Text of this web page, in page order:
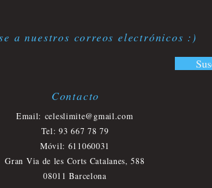
a nuestros correos electrónicos :)
Contacto
Email: celeslimite@gmail.com
Tel: 93 667 78 79
Móvil: 611060031
Gran Via de les Corts Catalanes, 588
08011 Barcelona